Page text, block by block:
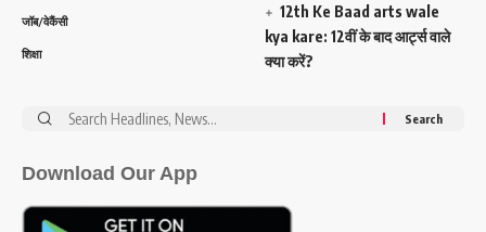
जॉब/वेकैंसी
शिक्षा
12th Ke Baad arts wale
kya kare: 12वीं के बाद आर्ट्स वाले
क्या करें?
Search
Download Our App